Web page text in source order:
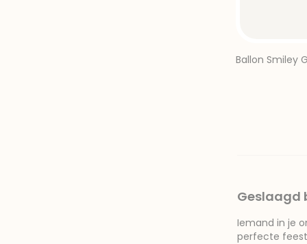
Ballon Smiley
Geslaagd
Iemand in je
perfecte